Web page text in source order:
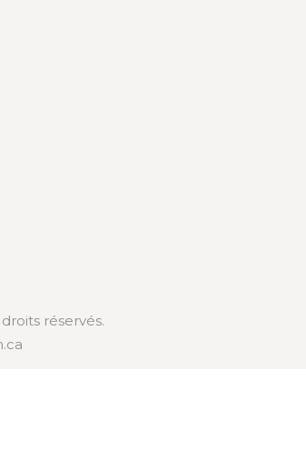
réservés.